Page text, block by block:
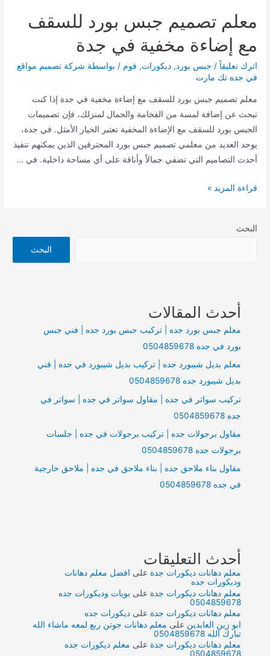
معلم تصميم جبس بورد للسقف
مع إضاءة مخفية في جدة
اترك تعليقاً / جبس بورد,ديكورات, فوم / بواسطة شركة تصميم مواقع
في جده تك مارت
معلم تصميم جبس بورد للسقف مع إضاءة مخفية في جدة إذا كنت
تبحث عن إضافة لمسة من الفخامة والجمال لمنزلك، فإن تصميمات
الجبس بورد للسقف مع الإضاءة المخفية تعتبر الخيار الأمثل. في جدة،
يوجد العديد من معلمي تصميم جبس بورد المحترفين الذين يمكنهم تنفيذ
أحدث التصاميم التي تضفي جمالاً وأناقة على أي مساحة داخلية. في …
معلم
بورد
قراءة المزيد »
البحث
البحث
أحدث المقالات
معلم جبس بورد جده | تركيب جبس بورد جده | فني جبس
بورد في جده 0504859678
معلم بديل شيبورد جده | تركيب بديل شيبورد في جده | فني
بديل شيبورد جده 0504859678
تركيب سواتر في جده | مقاول سواتر في جده | سواتر في
جده 0504859678
مقاول برجولات جده | تركيب برجولات في جده | جلسات
برجولات جده 0504859678
مقاول بناء ملاحق جده | بناء ملاحق في جده | ملاحق خارجية
في جده 0504859678
أحدث التعليقات
معلم دهانات ديكورات جدة على افضل معلم دهانات
وديكورات جده
معلم دهانات ديكورات جدة على بويات وديكورات جده
0504859678
معلم دهانات ديكورات جدة علىديكورات جده
ابو زين العابدين على معلم دهانات جوتن ربع لمعه ماشاء الله
تبارك الله 0504859678
معلم دهانات ديكورات جدة على معلم ديكورات جده
0504859678